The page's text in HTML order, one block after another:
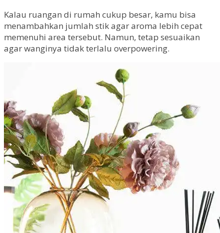
Kalau ruangan di rumah cukup besar, kamu bisa
menambahkan jumlah stik agar aroma lebih cepat
memenuhi area tersebut. Namun, tetap sesuaikan
agar wanginya tidak terlalu overpowering.